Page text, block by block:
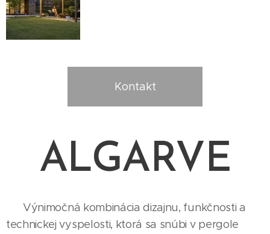
Kontakt
ALGARVE
Výnimočná kombinácia dizajnu, funkčnosti a
technickej vyspelosti, ktorá sa snúbi v pergole